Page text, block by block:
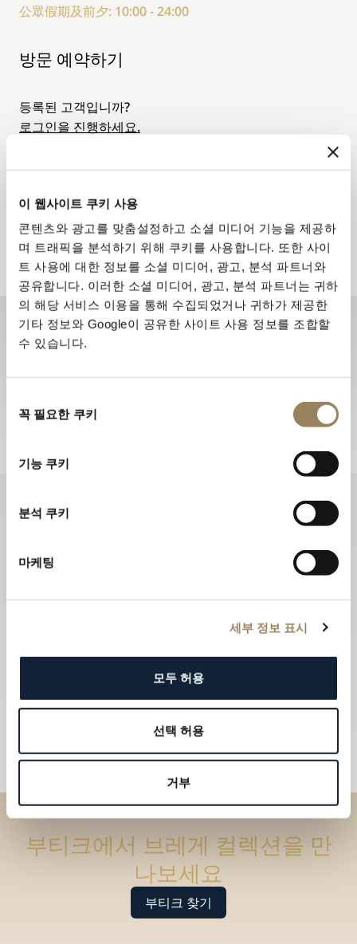
이 웹사이트 쿠키 사용
콘텐츠와 광고를 맞춤설정하고 소셜 미디어 기능을 제공하
며 트래픽을 분석하기 위해 쿠키를 사용합니다. 또한 사이
트 사용에 대한 정보를 소셜 미디어, 광고, 분석 파트너와
공유합니다. 이러한 소셜 미디어, 광고, 분석 파트너는 귀하
의 해당 서비스 이용을 통해 수집되었거나 귀하가 제공한
기타 정보와 Google이 공유한 사이트 사용 정보를 조합할
수 있습니다.
꼭 필요한 쿠키
기능 쿠키
분석 쿠키
마케팅
세부 정보 표시
모두 허용
선택 허용
거부
公眾假期及前夕: 10:00 - 24:00
방문 예약하기
등록된 고객입니까?
로그인을 진행하세요.
8월
03 Aug. - 09 Aug. 2026
월.
03
화.
04
수.
05
목.
06
금.
07
토.
08
일.
09
부티크에서 브레게 컬렉션을 만
나보세요
부티크 찾기